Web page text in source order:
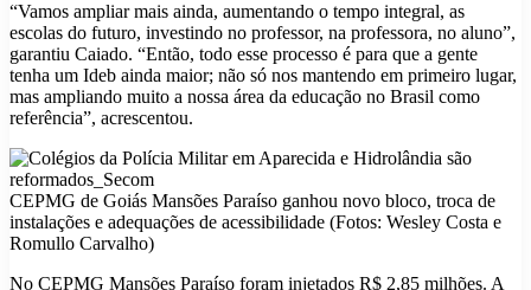
“Vamos ampliar mais ainda, aumentando o tempo integral, as
escolas do futuro, investindo no professor, na professora, no aluno”,
garantiu Caiado. “Então, todo esse processo é para que a gente
tenha um Ideb ainda maior; não só nos mantendo em primeiro lugar,
mas ampliando muito a nossa área da educação no Brasil como
referência”, acrescentou.
CEPMG de Goiás Mansões Paraíso ganhou novo bloco, troca de
instalações e adequações de acessibilidade (Fotos: Wesley Costa e
Romullo Carvalho)
No CEPMG Mansões Paraíso foram injetados R$ 2,85 milhões. A